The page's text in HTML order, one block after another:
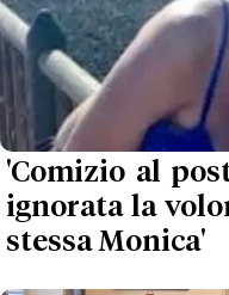
'Comizio al
ignorata la
stessa Monica'